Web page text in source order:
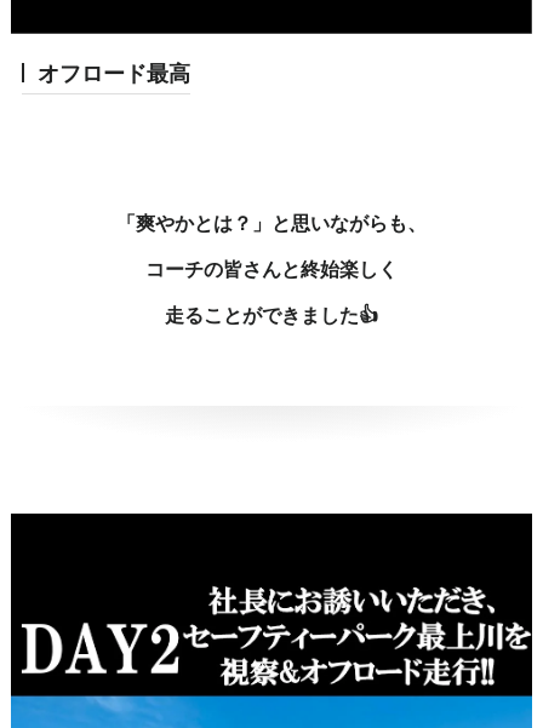
オフロード最高
「爽やかとは？」と思いながらも、
コーチの皆さんと終始楽しく
走ることができました👍